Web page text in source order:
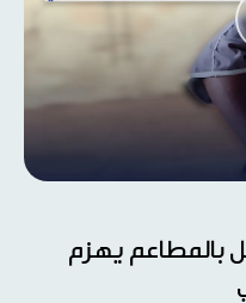
بالمطاعم يهزم